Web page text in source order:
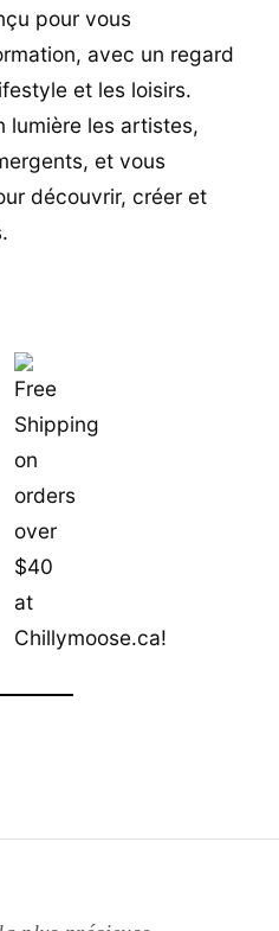
pour vous
avec un regard
et les loisirs.
lumière les artistes,
et vous
découvrir, créer et